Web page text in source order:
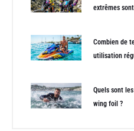
extrêmes
Combien de
utilisation
Quels sont
wing foil ?